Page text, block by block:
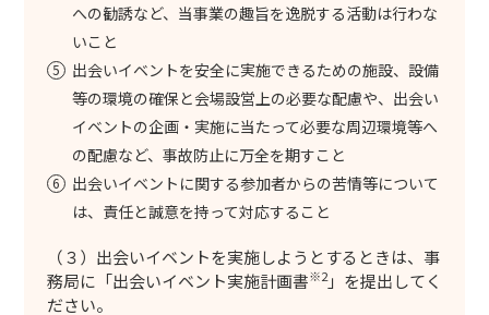
への勧誘など、当事業の趣旨を逸脱する活動は行わな
いこと
出会いイベントを安全に実施できるための施設、設備
等の環境の確保と会場設営上の必要な配慮や、出会い
イベントの企画・実施に当たって必要な周辺環境等へ
の配慮など、事故防止に万全を期すこと
出会いイベントに関する参加者からの苦情等について
は、責任と誠意を持って対応すること
（３）出会いイベントを実施しようとするときは、事
務局に「出会いイベント実施計画書※2」を提出してく
ださい。